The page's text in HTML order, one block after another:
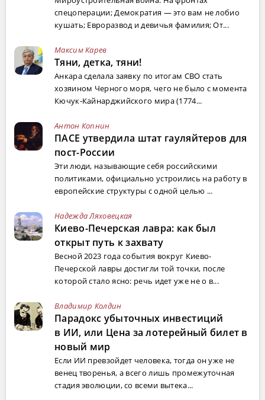
спецоперации; Демократия — это вам не лобио
кушать; Евроразвод и девичья фамилия; От...
Максим Карев
Тяни, детка, тяни!
Анкара сделала заявку по итогам СВО стать
хозяином Черного моря, чего не было с момента
Кючук-Кайнарджийского мира (1774...
Антон Копнин
ПАСЕ утвердила штат гауляйтеров для
пост-России
Эти люди, называющие себя российскими
политиками, официально устроились на работу в
европейские структуры с одной целью ...
Надежда Ляховецкая
Киево-Печерская лавра: как был
открыт путь к захвату
Весной 2023 года события вокруг Киево-
Печерской лавры достигли той точки, после
которой стало ясно: речь идет уже не о в...
Владимир Колдин
Парадокс убыточных инвестиций
в ИИ, или Цена за лотерейный билет в
новый мир
Если ИИ превзойдет человека, тогда он уже не
венец творенья, а всего лишь промежуточная
стадия эволюции, со всеми вытека...